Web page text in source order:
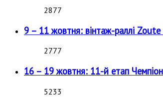
2877
9 – 11 жовтня: вінтаж-раллі
2777
16 – 19 жовтня: 11-й етап
5233